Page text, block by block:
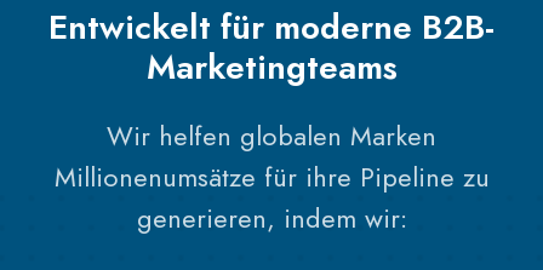
Entwickelt für moderne B2B-
Marketingteams
Wir helfen globalen Marken
Millionenumsätze für ihre Pipeline zu
generieren, indem wir: